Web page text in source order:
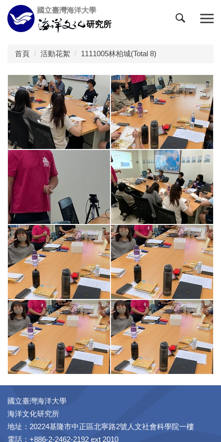
跳
到
主
國立臺灣海洋大學
研究所
首頁 活動花絮 1111005林柏城(Total 8)
國立臺灣海洋大學
海洋文化研究所
地址：20224基隆市中正區北寧路2號人文社會科學院一樓
電話：+886-2-2462-2192 ext 2010